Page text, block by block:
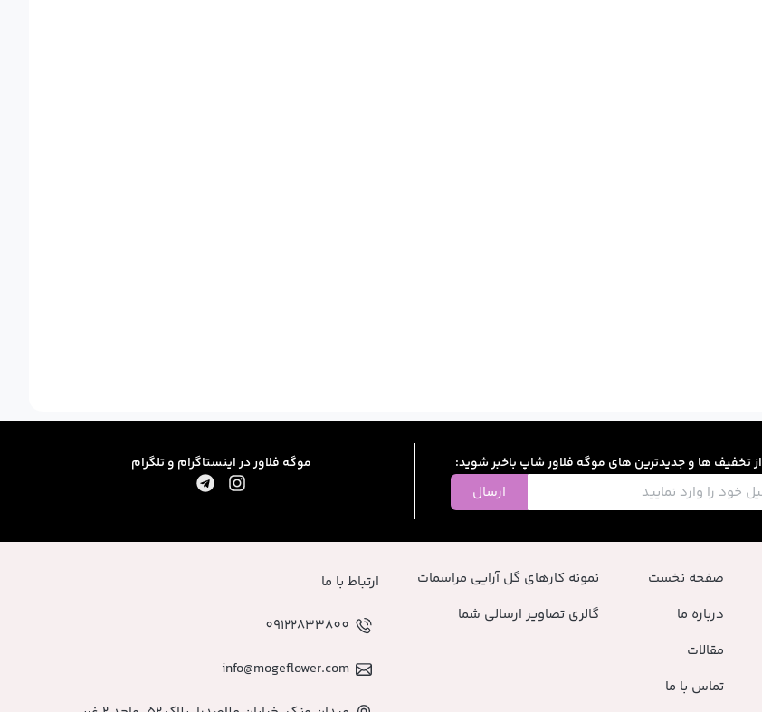
از تخفیف ها و جدیدترین های موگه فلاور شاپ باخبر شوید:
ارسال
موگه فلاور در اینستاگرام و تلگرام
صفحه نخست
درباره ما
مقالات
تماس با ما
نمونه کارهای گل آرایی مراسمات
گالری تصاویر ارسالی شما
ارتباط با ما
09122833800
info@mogeflower.com